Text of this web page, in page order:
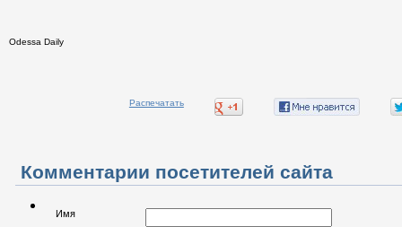
Odessa Daily
Распечатать
Комментарии посетителей сайта
Имя